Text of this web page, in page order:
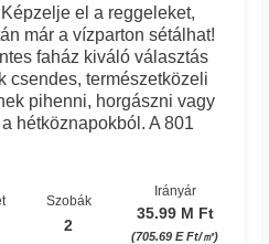
el a reggeleket,
már a vízparton sétálhat!
faház kiváló választás
csendes, természetközeli
pihenni, horgászni vagy
hétköznapokból. A 801
Szobák
2
Irányár
35.99 M Ft
(705.69 E Ft/㎡)